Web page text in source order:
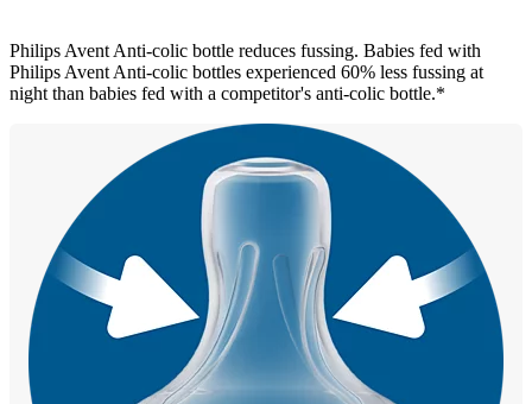
Philips Avent Anti-colic bottle reduces fussing. Babies fed with
Philips Avent Anti-colic bottles experienced 60% less fussing at
night than babies fed with a competitor's anti-colic bottle.*